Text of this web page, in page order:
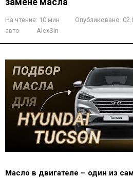
На чтение: 10 мин Опубликовано:
авто
AlexSin
Масло в двигателе – один из